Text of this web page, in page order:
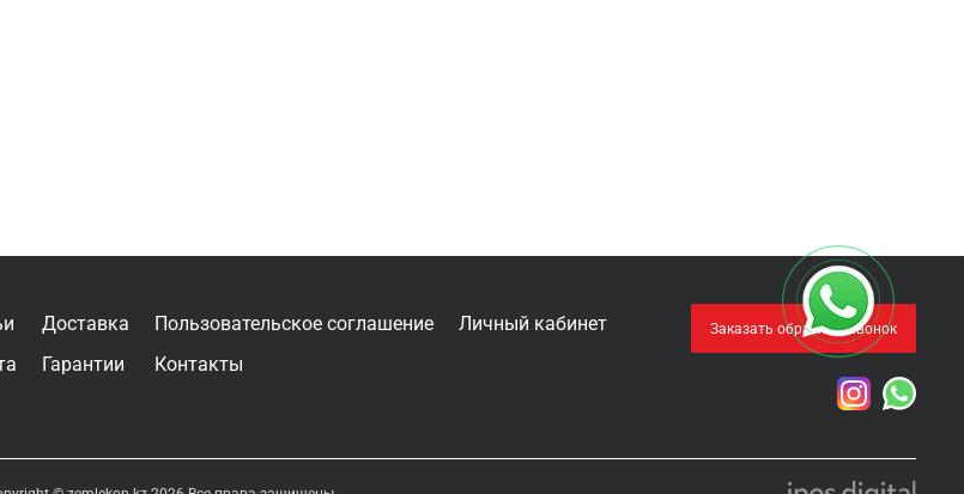
Доставка
Гарантии
Пользовательское соглашение
Контакты
Личный кабинет Заказать обратный звонок